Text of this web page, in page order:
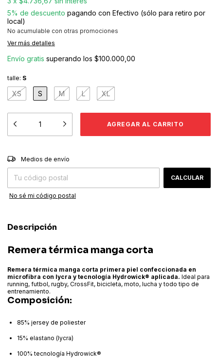
5% de descuento pagando con Efectivo (sólo para retiro por
local)
No acumulable con otras promociones
Ver más detalles
Envío gratis superando los $100.000,00
talle: S
XS S M L XL
Entregas para el CP:
Medios de envío
CALCULAR
No sé mi código postal
Descripción
Remera térmica manga corta
Remera térmica manga corta primera piel confeccionada en
microfibra con lycra y tecnología Hydrowick® aplicada. Ideal para
running, futbol, rugby, CrossFit, bicicleta, moto, lucha y todo tipo de
entrenamiento.
Composición:
85% jersey de poliester
15% elastano (lycra)
100% tecnología Hydrowick®